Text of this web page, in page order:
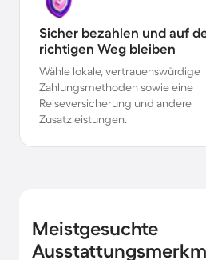
Sicher bezahlen und auf
richtigen Weg bleiben
Wähle lokale, vertrauenswürdige
Zahlungsmethoden sowie eine
Reiseversicherung und andere
Zusatzleistungen.
Meistgesuchte